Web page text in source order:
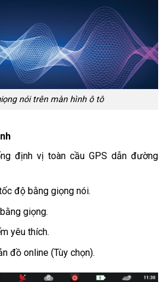
nói trên màn hình ô tô
định vị toàn cầu GPS dẫn đường
độ bằng giọng nói.
giọng.
yêu thích.
đồ online (Tùy chọn).